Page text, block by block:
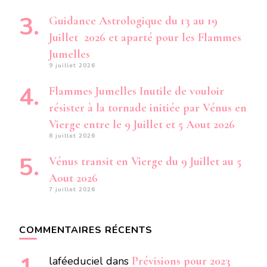
Guidance Astrologique du 13 au 19
Juillet 2026 et aparté pour les Flammes
Jumelles
9 juillet 2026
Flammes Jumelles Inutile de vouloir
résister à la tornade initiée par Vénus en
Vierge entre le 9 Juillet et 5 Aout 2026
8 juillet 2026
Vénus transit en Vierge du 9 Juillet au 5
Aout 2026
7 juillet 2026
COMMENTAIRES RÉCENTS
laféeduciel dans Prévisions pour 2023